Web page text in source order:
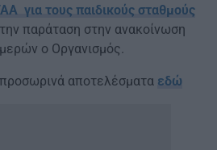
για τους παιδικούς σταθμούς
παράταση στην ανακοίνωση
ο Οργανισμός.
αποτελέσματα εδώ